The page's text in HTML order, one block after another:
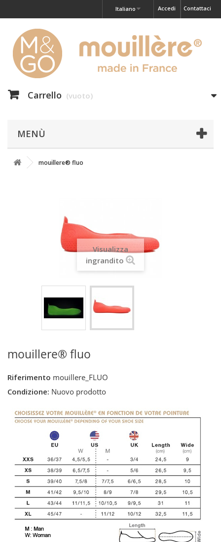
Contattaci
Accedi
Italiano
Carrello (vuoto)
MENÙ
mouillere® fluo
Visualizza
ingrandito
mouillere® fluo
Riferimento mouillere_FLUO
Condizione: Nuovo prodotto